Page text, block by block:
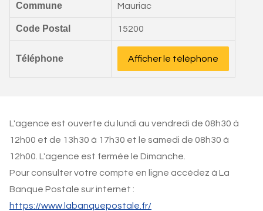
Commune Mauriac
Code Postal 15200
Téléphone Afficher le téléphone
L'agence est ouverte du lundi au vendredi de 08h30 à
12h00 et de 13h30 à 17h30 et le samedi de 08h30 à
12h00. L'agence est fermée le Dimanche.
Pour consulter votre compte en ligne accédez à La
Banque Postale sur internet :
https://www.labanquepostale.fr/